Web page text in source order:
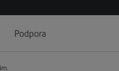
Podpora